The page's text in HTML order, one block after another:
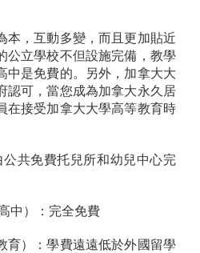
本，互動多變，而且更加貼近
公立學校不但設施完備，教學
中是免費的。另外，加拿大大
認可，當您成為加拿大永久居
在接受加拿大大學高等教育時
共免費托兒所和幼兒中心完
中）：完全免費
育）：學費遠遠低於外國留學